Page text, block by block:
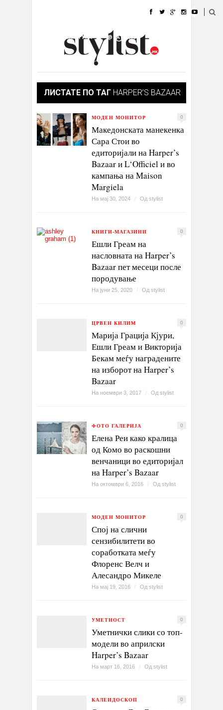
УБАВИНА
КУЛТУРА @РАБОТА
ИЗЛОГ
ЛИСТАТЕ ПО ТАГ HARPER’S BAZAAR
МОДЕН МОНИТОР 0
Македонската манекенка
Сара Стои во
едиторијали на Harper’s
Bazaar и L‘Officiel и во
кампања на Maison
Margiela
На мај 30, 2024 / Од stylist
КНИГИ-МАГАЗИНИ 0
Ешли Греам на
насловната на Harper’s
Bazaar пет месеци после
породување
На јуни 25, 2020 / Од stylist
ЦРВЕН КИЛИМ 0
Марија Грација Кјури,
Ешли Греам и Викторија
Бекам меѓу наградените
на изборот на Harper’s
Bazaar
На ноември 3, 2017 / Од stylist
ФОТО ГАЛЕРИЈА 0
Елена Реи како кралица
од Комо во раскошни
венчаници во едиторијал
на Harper’s Bazaar
На октомври 6, 2016 / Од stylist
МОДЕН МОНИТОР 0
Спој на слични
сензибилитети во
соработката меѓу
Флоренс Велч и
Алесандро Микеле
На мај 19, 2016 / Од stylist
УМЕТНОСТ 0
Уметнички слики со топ-
модели во априлски
Harper’s Bazaar
На март 16, 2016 / Од stylist
КАЛЕИДОСКОП 0